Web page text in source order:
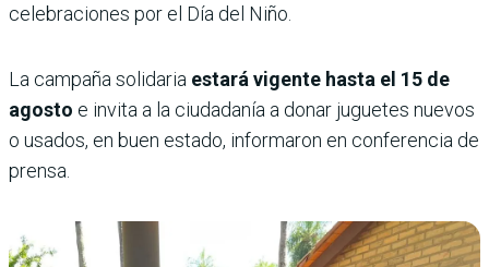
celebraciones por el Día del Niño.
La campaña solidaria estará vigente hasta el 15 de
agosto e invita a la ciudadanía a donar juguetes nuevos
o usados, en buen estado, informaron en conferencia de
prensa.